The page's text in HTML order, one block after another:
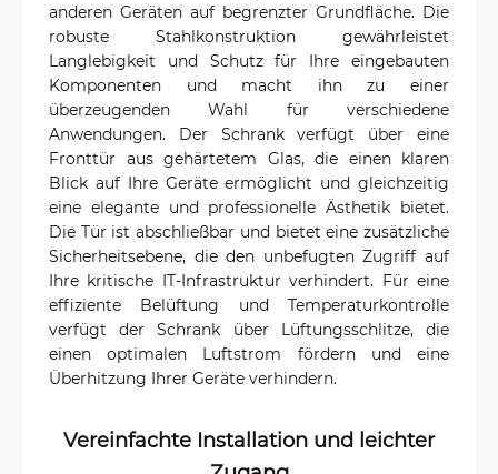
anderen Geräten auf begrenzter Grundfläche. Die
robuste Stahlkonstruktion gewährleistet
Langlebigkeit und Schutz für Ihre eingebauten
Komponenten und macht ihn zu einer
überzeugenden Wahl für verschiedene
Anwendungen. Der Schrank verfügt über eine
Fronttür aus gehärtetem Glas, die einen klaren
Blick auf Ihre Geräte ermöglicht und gleichzeitig
eine elegante und professionelle Ästhetik bietet.
Die Tür ist abschließbar und bietet eine zusätzliche
Sicherheitsebene, die den unbefugten Zugriff auf
Ihre kritische IT-Infrastruktur verhindert. Für eine
effiziente Belüftung und Temperaturkontrolle
verfügt der Schrank über Lüftungsschlitze, die
einen optimalen Luftstrom fördern und eine
Überhitzung Ihrer Geräte verhindern.
Vereinfachte Installation und leichter